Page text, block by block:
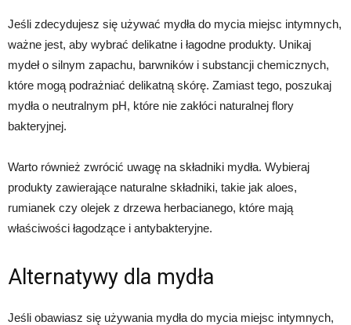
Jeśli zdecydujesz się używać mydła do mycia miejsc intymnych,
ważne jest, aby wybrać delikatne i łagodne produkty. Unikaj
mydeł o silnym zapachu, barwników i substancji chemicznych,
które mogą podrażniać delikatną skórę. Zamiast tego, poszukaj
mydła o neutralnym pH, które nie zakłóci naturalnej flory
bakteryjnej.
Warto również zwrócić uwagę na składniki mydła. Wybieraj
produkty zawierające naturalne składniki, takie jak aloes,
rumianek czy olejek z drzewa herbacianego, które mają
właściwości łagodzące i antybakteryjne.
Alternatywy dla mydła
Jeśli obawiasz się używania mydła do mycia miejsc intymnych,